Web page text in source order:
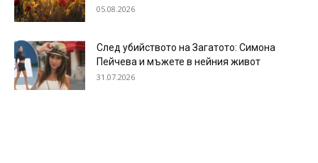
05.08.2026
След убийството на Загатото: Симона
Пейчева и мъжете в нейния живот
31.07.2026